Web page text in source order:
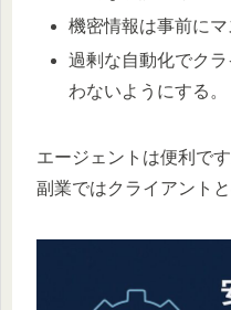
機密情報は事前にマ
過剰な自動化でク
わないようにする。
エージェントは便利で
副業ではクライアント